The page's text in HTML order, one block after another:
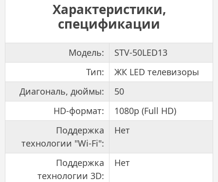
Характеристики,
спецификации
Модель:
STV-50LED13
Тип:
ЖК LED телевизоры
Диагональ, дюймы:
50
HD-формат:
1080p (Full HD)
Поддержка
технологии "Wi-Fi":
Нет
Поддержка
технологии 3D:
Нет